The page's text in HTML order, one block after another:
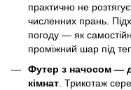
практично не
численних прань.
погоду — як
проміжний шар під
Футер з начосом —
кімнат . Трикотаж